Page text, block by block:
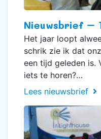
Nieuwsbrief –
Het jaar loopt
schrik zie ik dat
een tijd geleden is.
iets te horen?…
Lees nieuwsbrief